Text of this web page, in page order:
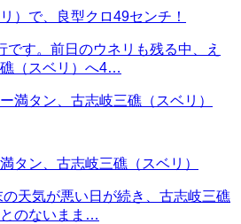
）で、良型クロ49センチ！
です。前日のウネリも残る中、え
（スベリ）へ4…
タン、古志岐三礁（スベリ）
天気が悪い日が続き、古志岐三礁
のないまま…